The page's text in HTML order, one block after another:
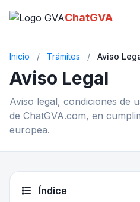
ChatGVA
Inicio / Trámites / Aviso
Aviso Legal
Aviso legal, condiciones de
de ChatGVA.com, en
europea.
Índice